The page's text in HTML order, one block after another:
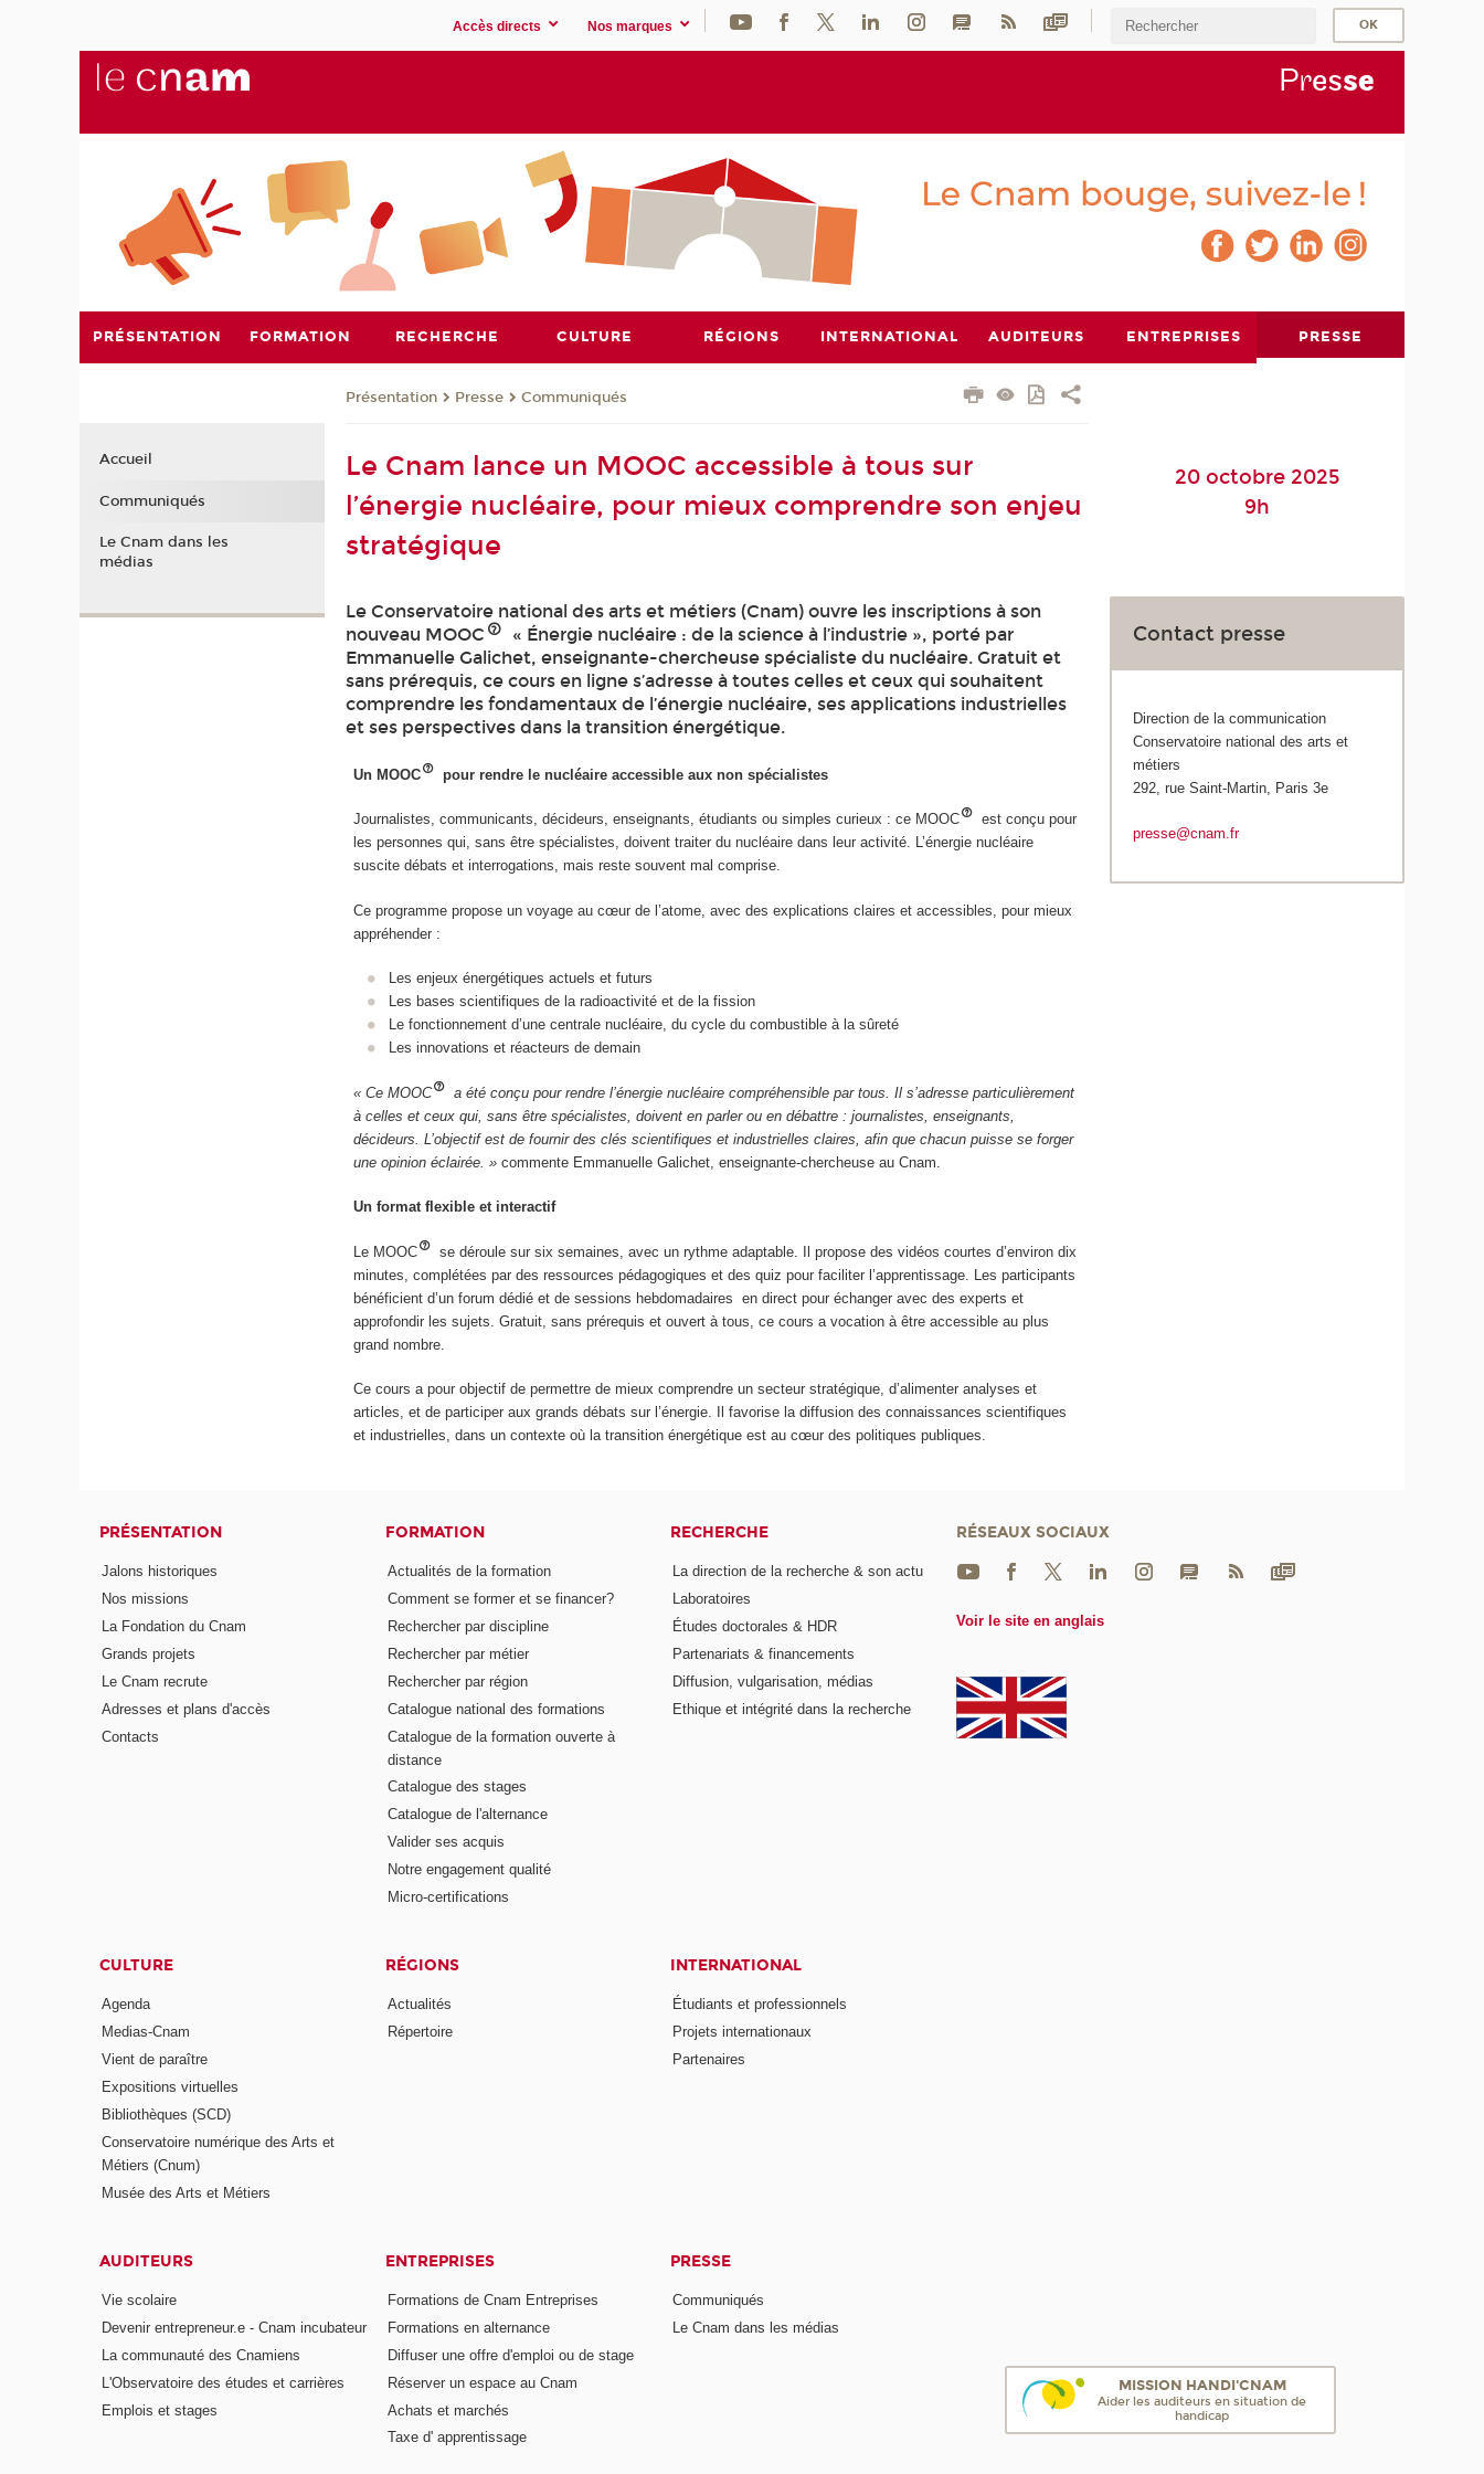
Accès directs Nos marques
Presse
PRÉSENTATION FORMATION RECHERCHE CULTURE RÉGIONS INTERNATIONAL AUDITEURS ENTREPRISES PRESSE
Présentation Presse Communiqués
Le Cnam lance un MOOC accessible à tous sur
l’énergie nucléaire, pour mieux comprendre son enjeu
stratégique
Le Conservatoire national des arts et métiers (Cnam) ouvre les inscriptions à son
nouveau MOOC
« Énergie nucléaire : de la science à l’industrie », porté par
Emmanuelle Galichet, enseignante-chercheuse spécialiste du nucléaire. Gratuit et
sans prérequis, ce cours en ligne s’adresse à toutes celles et ceux qui souhaitent
comprendre les fondamentaux de l’énergie nucléaire, ses applications industrielles
et ses perspectives dans la transition énergétique.
Un MOOC pour rendre le nucléaire accessible aux non spécialistes
Journalistes, communicants, décideurs, enseignants, étudiants ou simples curieux : ce MOOC
est conçu pour
les personnes qui, sans être spécialistes, doivent traiter du nucléaire dans leur activité. L’énergie nucléaire
suscite débats et interrogations, mais reste souvent mal comprise.
Ce programme propose un voyage au cœur de l’atome, avec des explications claires et accessibles, pour mieux
appréhender :
Les enjeux énergétiques actuels et futurs
Les bases scientifiques de la radioactivité et de la fission
Le fonctionnement d’une centrale nucléaire, du cycle du combustible à la sûreté
Les innovations et réacteurs de demain
« Ce MOOC
a été conçu pour rendre l’énergie nucléaire compréhensible par tous. Il s’adresse particulièrement
à celles et ceux qui, sans être spécialistes, doivent en parler ou en débattre : journalistes, enseignants,
décideurs. L’objectif est de fournir des clés scientifiques et industrielles claires, afin que chacun puisse se forger
une opinion éclairée. »commente Emmanuelle Galichet, enseignante-chercheuse au Cnam.
Un format flexible et interactif
Le MOOC
se déroule sur six semaines, avec un rythme adaptable. Il propose des vidéos courtes d’environ dix
minutes, complétées par des ressources pédagogiques et des quiz pour faciliter l’apprentissage. Les participants
bénéficient d’un forum dédié et de sessions hebdomadaires en direct pour échanger avec des experts et
approfondir les sujets. Gratuit, sans prérequis et ouvert à tous, ce cours a vocation à être accessible au plus
grand nombre.
Ce cours a pour objectif de permettre de mieux comprendre un secteur stratégique, d’alimenter analyses et
articles, et de participer aux grands débats sur l’énergie. Il favorise la diffusion des connaissances scientifiques
et industrielles, dans un contexte où la transition énergétique est au cœur des politiques publiques.
20 octobre 2025
9h
Contact presse
Direction de la communication
Conservatoire national des arts et
métiers
292, rue Saint-Martin, Paris 3e
presse@cnam.fr
Accueil
Communiqués
Le Cnam dans les
médias
PRÉSENTATION
Jalons historiques
Nos missions
La Fondation du Cnam
Grands projets
Le Cnam recrute
Adresses et plans d'accès
Contacts
FORMATION
Actualités de la formation
Comment se former et se financer?
Rechercher par discipline
Rechercher par métier
Rechercher par région
Catalogue national des formations
Catalogue de la formation ouverte à
distance
Catalogue des stages
Catalogue de l'alternance
Valider ses acquis
Notre engagement qualité
Micro-certifications
RECHERCHE
La direction de la recherche & son actu
Laboratoires
Études doctorales & HDR
Partenariats & financements
Diffusion, vulgarisation, médias
Ethique et intégrité dans la recherche
CULTURE
Agenda
Medias-Cnam
Vient de paraître
Expositions virtuelles
Bibliothèques (SCD)
Conservatoire numérique des Arts et
Métiers (Cnum)
Musée des Arts et Métiers
RÉGIONS
Actualités
Répertoire
INTERNATIONAL
Étudiants et professionnels
Projets internationaux
Partenaires
AUDITEURS
Vie scolaire
Devenir entrepreneur.e - Cnam incubateur
La communauté des Cnamiens
L'Observatoire des études et carrières
Emplois et stages
ENTREPRISES
Formations de Cnam Entreprises
Formations en alternance
Diffuser une offre d'emploi ou de stage
Réserver un espace au Cnam
Achats et marchés
Taxe d' apprentissage
PRESSE
Communiqués
Le Cnam dans les médias
RÉSEAUX SOCIAUX
Voir le site en anglais
MISSION HANDI'CNAM
Aider les auditeurs en situation de
handicap